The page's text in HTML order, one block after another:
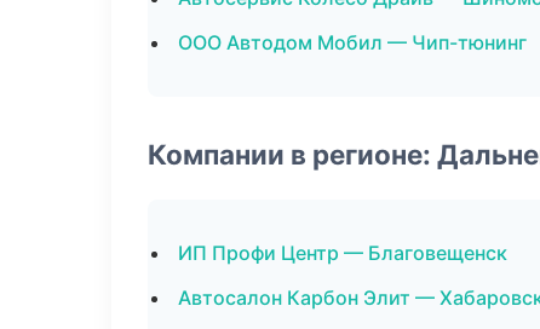
ООО Автодом Мобил — Чип-тюнинг
Компании в регионе:
ИП Профи Центр — Благовещенск
Автосалон Карбон Элит —